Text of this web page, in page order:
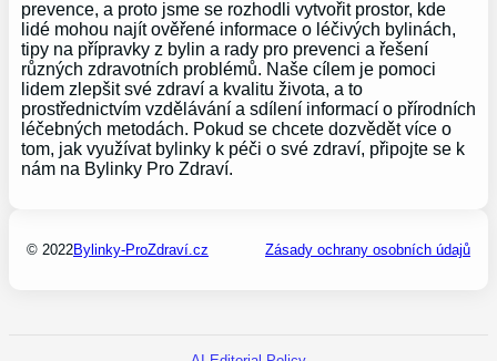
prevence, a proto jsme se rozhodli vytvořit prostor, kde
lidé mohou najít ověřené informace o léčivých bylinách,
tipy na přípravky z bylin a rady pro prevenci a řešení
různých zdravotních problémů. Naše cílem je pomoci
lidem zlepšit své zdraví a kvalitu života, a to
prostřednictvím vzdělávání a sdílení informací o přírodních
léčebných metodách. Pokud se chcete dozvědět více o
tom, jak využívat bylinky k péči o své zdraví, připojte se k
nám na Bylinky Pro Zdraví.
© 2022Bylinky-ProZdraví.cz Zásady ochrany osobních údajů